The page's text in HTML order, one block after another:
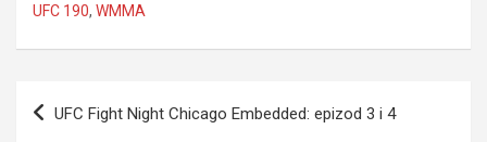
UFC 190, WMMA
Nawigacja
UFC Fight Night Chicago Embedded: epizod 3 i 4